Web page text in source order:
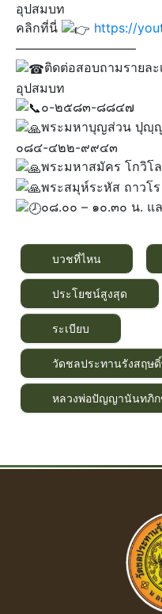
อุปสมบท
คลิกที่นี่
https://
—————————–
ติดต่อสอบถามรายละ
อุปสมบท
๐-๒๕๘๓-๘๘๔๗
พระมหาบุญส่วน ปุญฺ
๐๘๔-๔๒๒-๙๙๔๓
พระมหาสมัคร โกวิโล
พระสมุห์ระหัส ถาวโร
๐๘.๐๐ – ๑๐.๓๐ น. แ
บวชที่ไหน
ประโยชน์สูงสุด
ระเบียบ
วัดชลประทานรังสฤษ
หลวงพ่อปัญญานันทภิ